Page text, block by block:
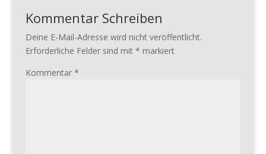
Kommentar Schreiben
Deine E-Mail-Adresse wird nicht veröffentlicht.
Erforderliche Felder sind mit * markiert
Kommentar *